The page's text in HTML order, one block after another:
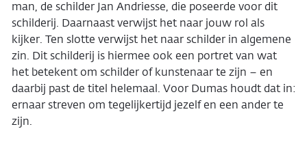
man, de schilder Jan Andriesse, die poseerde voor dit
schilderij. Daarnaast verwijst het naar jouw rol als
kijker. Ten slotte verwijst het naar schilder in algemene
zin. Dit schilderij is hiermee ook een portret van wat
het betekent om schilder of kunstenaar te zijn – en
daarbij past de titel helemaal. Voor Dumas houdt dat in:
ernaar streven om tegelijkertijd jezelf en een ander te
zijn.